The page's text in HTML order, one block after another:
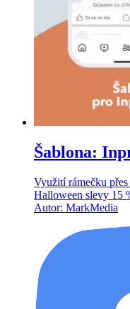
Šablona:
Využití rámečku
Halloween slevy 15
Autor: MarkMedia